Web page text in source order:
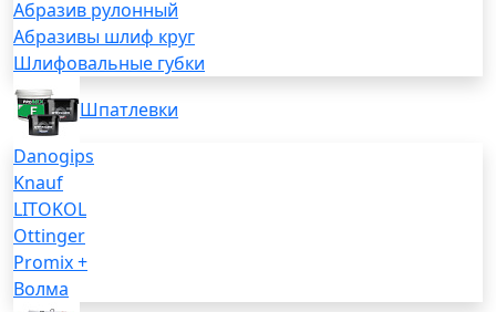
Абразив рулонный
Абразивы шлиф круг
Шлифовальные губки
Шпатлевки
Danogips
Knauf
LITOKOL
Ottinger
Promix +
Волма